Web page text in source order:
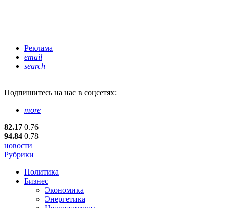
Реклама
email
search
Подпишитесь на нас в соцсетях:
more
82.17 0.76
94.84 0.78
новости
Рубрики
Политика
Бизнес
Экономика
Энергетика